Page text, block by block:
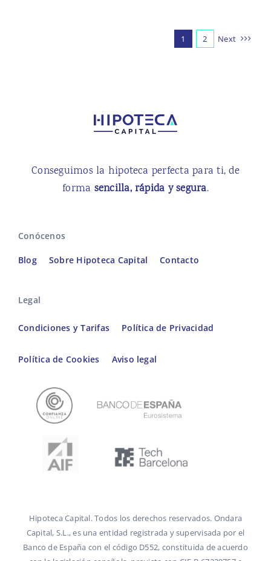
1 2 Next
Conseguimos la hipoteca perfecta para ti, de
forma sencilla, rápida y segura.
Conócenos
Blog Sobre Hipoteca Capital Contacto
Legal
Condiciones y Tarifas Política de Privacidad
Política de Cookies Aviso legal
Hipoteca Capital. Todos los derechos reservados. Ondara
Capital, S.L., es una entidad registrada y supervisada por el
Banco de España con el código D552, constituida de acuerdo